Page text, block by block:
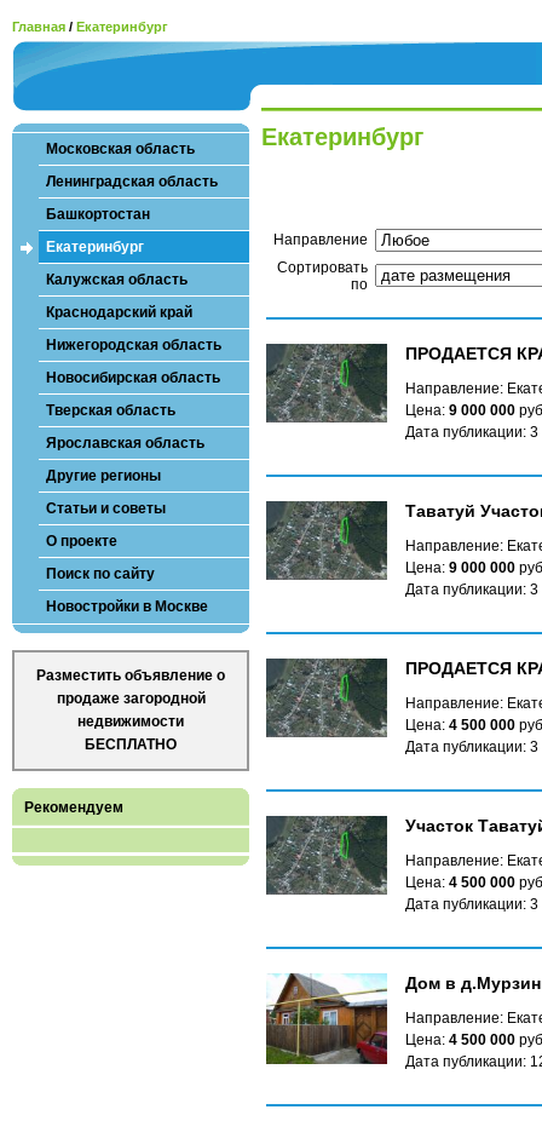
Главная / Екатеринбург
Московская область
Ленинградская область
Башкортостан
Екатеринбург
Калужская область
Краснодарский край
Нижегородская область
Новосибирская область
Тверская область
Ярославская область
Другие регионы
Статьи и советы
О проекте
Поиск по сайту
Новостройки в Москве
Разместить объявление о
продаже загородной
недвижимости
БЕСПЛАТНО
Рекомендуем
Екатеринбург
Направление
Сортировать
по
ПРОДАЕТСЯ
Направление:
Цена: 9 000 000
Дата публикации:
Таватуй
Направление:
Цена: 9 000 000
Дата публикации:
ПРОДАЕТСЯ
Направление:
Цена: 4 500 000
Дата публикации:
Участок
Направление:
Цена: 4 500 000
Дата публикации:
Дом в
Направление:
Цена: 4 500 000
Дата публикации: